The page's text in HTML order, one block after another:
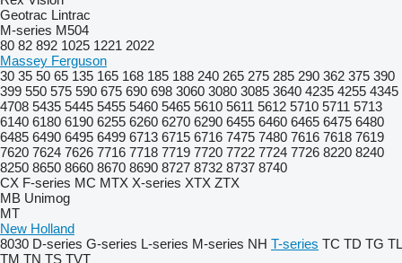
Geotrac Lintrac
M-series M504
80 82 892 1025 1221 2022
Massey Ferguson
30 35 50 65 135 165 168 185 188 240 265 275 285 290 362 375 390
399 550 575 590 675 690 698 3060 3080 3085 3640 4235 4255 4345
4708 5435 5445 5455 5460 5465 5610 5611 5612 5710 5711 5713
6140 6180 6190 6255 6260 6270 6290 6455 6460 6465 6475 6480
6485 6490 6495 6499 6713 6715 6716 7475 7480 7616 7618 7619
7620 7624 7626 7716 7718 7719 7720 7722 7724 7726 8220 8240
8250 8650 8660 8670 8690 8727 8732 8737 8740
CX F-series MC MTX X-series XTX ZTX
MB Unimog
MT
New Holland
8030 D-series G-series L-series M-series NH T-series TC TD TG TL
TM TN TS TVT